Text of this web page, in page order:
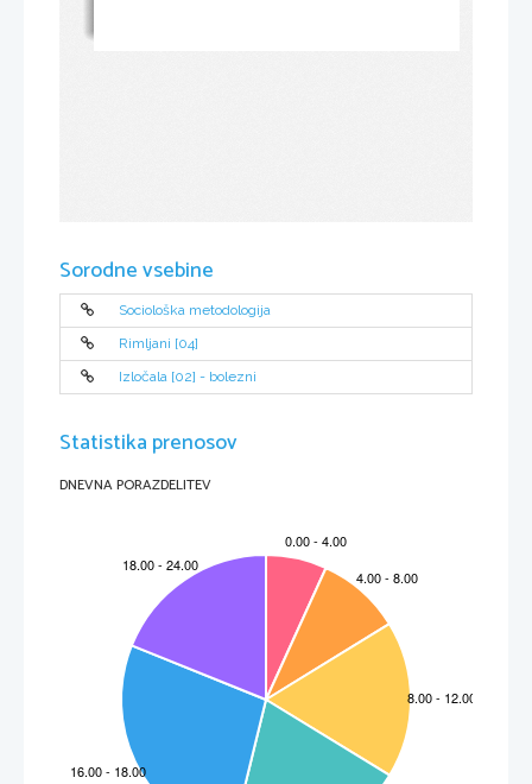
Sorodne vsebine
Sociološka metodologija
Rimljani [04]
Izločala [02] - bolezni
Statistika prenosov
DNEVNA PORAZDELITEV